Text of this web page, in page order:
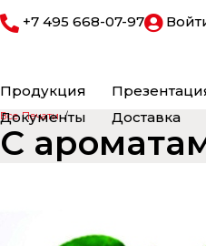
+7 495 668-07-97
Продукция
Документы
Доставка
Все Печати/
С